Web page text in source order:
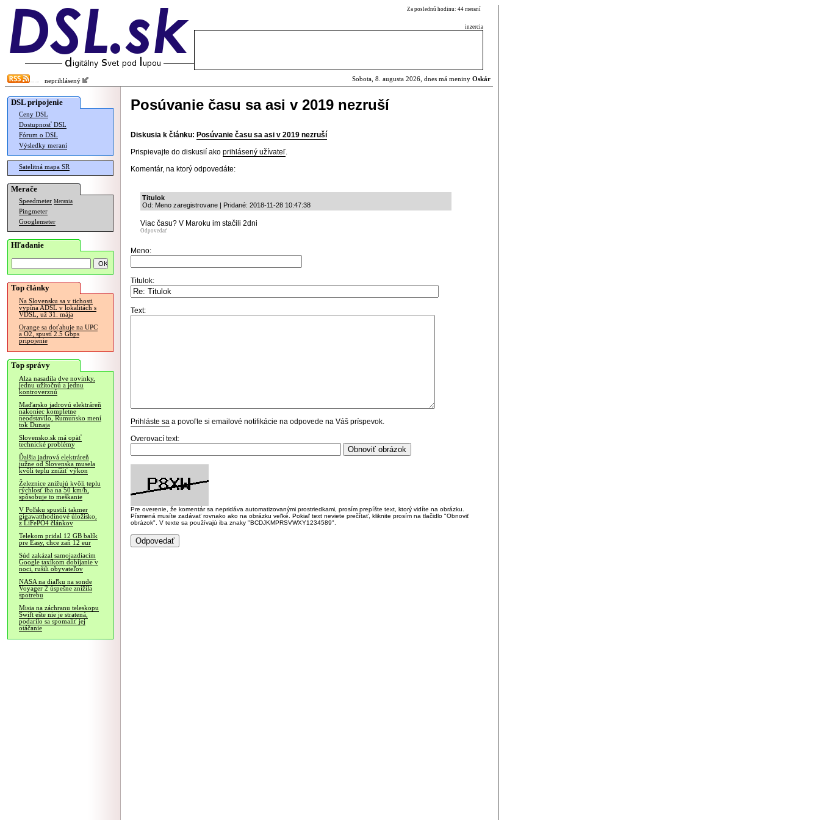
Za poslednú hodinu: 44 meraní
inzercia
neprihlásený Sobota, 8. augusta 2026, dnes má meniny Oskár
DSL pripojenie
Ceny DSL
Dostupnosť DSL
Fórum o DSL
Výsledky meraní
Satelitná mapa SR
Merače
Speedmeter Merania
Pingmeter
Googlemeter
Hľadanie
Top články
Na Slovensku sa v tichosti
vypína ADSL v lokalitách s
VDSL, už 31. mája
Orange sa doťahuje na UPC
a O2, spustí 2.5 Gbps
pripojenie
Top správy
Alza nasadila dve novinky,
jednu užitočnú a jednu
kontroverznú
Maďarsko jadrovú elektráreň
nakoniec kompletne
neodstavilo, Rumunsko mení
tok Dunaja
Slovensko.sk má opäť
technické problémy
Ďalšia jadrová elektráreň
južne od Slovenska musela
kvôli teplu znížiť výkon
Železnice znižujú kvôli teplu
rýchlosť iba na 50 km/h,
spôsobuje to meškanie
V Poľsku spustili takmer
gigawatthodinové úložisko,
z LiFePO4 článkov
Telekom pridal 12 GB balík
pre Easy, chce zaň 12 eur
Súd zakázal samojazdiacim
Google taxíkom dobíjanie v
noci, rušili obyvateľov
NASA na diaľku na sonde
Voyager 2 úspešne znížila
spotrebu
Misia na záchranu teleskopu
Swift ešte nie je stratená,
podarilo sa spomaliť jej
otáčanie
Posúvanie času sa asi v 2019 nezruší
Diskusia k článku: Posúvanie času sa asi v 2019 nezruší
Prispievajte do diskusií ako prihlásený užívateľ.
Komentár, na ktorý odpovedáte:
Titulok
Od: Meno zaregistrovane | Pridané: 2018-11-28 10:47:38
Viac času? V Maroku im stačili 2dni
Odpovedať
Meno:
Titulok:
Text:
Prihláste sa a povoľte si emailové notifikácie na odpovede na Váš príspevok.
Overovací text:
Pre overenie, že komentár sa nepridáva automatizovanými prostriedkami, prosím prepíšte text, ktorý vidíte na obrázku.
Písmená musíte zadávať rovnako ako na obrázku veľké. Pokiaľ text neviete prečítať, kliknite prosím na tlačidlo "Obnoviť
obrázok". V texte sa používajú iba znaky "BCDJKMPRSVWXY1234589".